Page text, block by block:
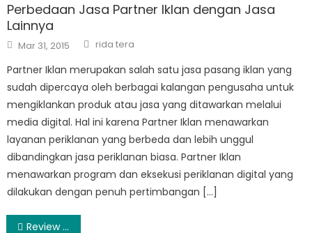
Perbedaan Jasa Partner Iklan dengan Jasa
Lainnya
Posted
on
Mar 31, 2015 Author
rida tera
Partner Iklan merupakan salah satu jasa pasang iklan yang
sudah dipercaya oleh berbagai kalangan pengusaha untuk
mengiklankan produk atau jasa yang ditawarkan melalui
media digital. Hal ini karena Partner Iklan menawarkan
layanan periklanan yang berbeda dan lebih unggul
dibandingkan jasa periklanan biasa. Partner Iklan
menawarkan program dan eksekusi periklanan digital yang
dilakukan dengan penuh pertimbangan […]
Review Popok Bayi Baru Lahir, Makuku Diapers Comfort